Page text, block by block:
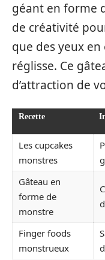
géant en forme
de créativité
que des yeux
réglisse. Ce
d’attraction de
Recette
Les cupcakes
monstres
Gâteau en
forme de
monstre
Finger foods
monstrueux